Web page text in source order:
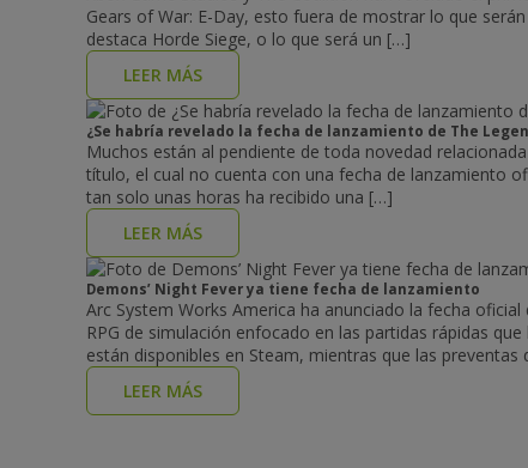
Gears of War: E-Day, esto fuera de mostrar lo que
destaca Horde Siege, o lo que será un […]
LEER MÁS
¿Se habría revelado la fecha de lanzamiento de The
Muchos están al pendiente de toda novedad
título, el cual no cuenta con una fecha de lanzamiento
tan solo unas horas ha recibido una […]
LEER MÁS
Demons’ Night Fever ya tiene fecha de lanzamiento
Arc System Works America ha anunciado la fecha
RPG de simulación enfocado en las partidas rápidas
están disponibles en Steam, mientras que las preventas
LEER MÁS